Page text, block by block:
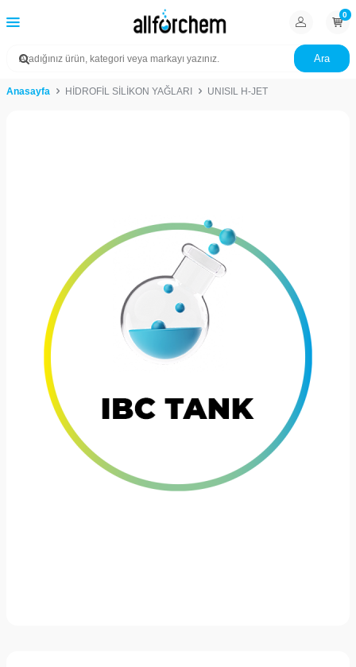
Ara
0
Anasayfa HİDROFİL SİLİKON YAĞLARI UNISIL H-JET